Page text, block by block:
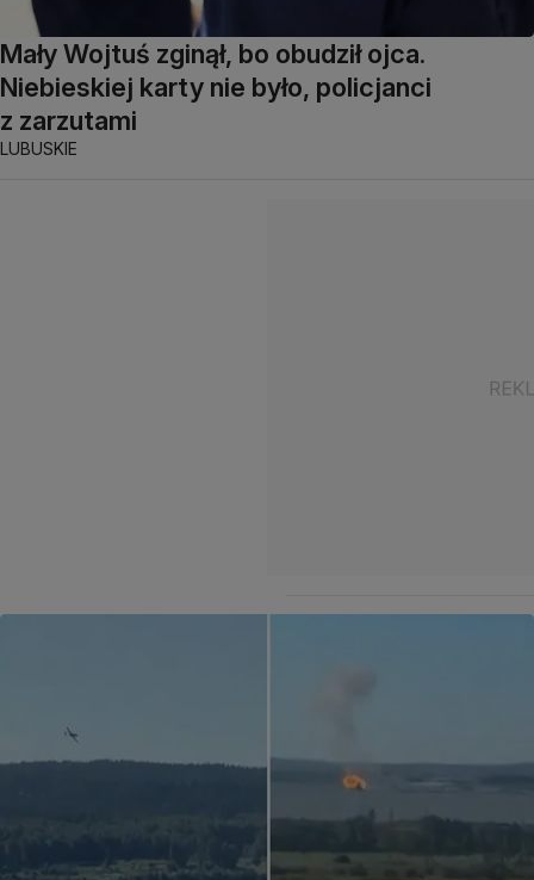
Mały Wojtuś zginął, bo obudził ojca.
Niebieskiej karty nie było, policjanci
z zarzutami
LUBUSKIE